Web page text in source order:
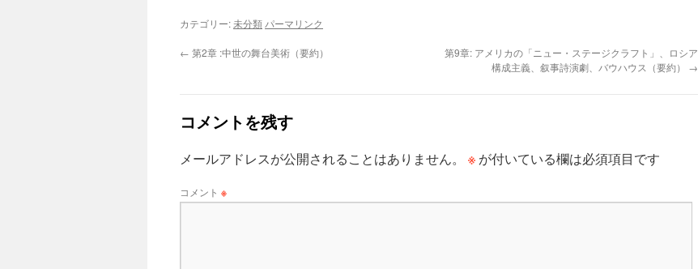
カテゴリー:未分類 パーマリンク
← 第2章 :中世の舞台美術（要約）
第9章: アメリカの「ニュー・ステージクラフト」、ロシア
構成主義、叙事詩演劇、バウハウス（要約） →
コメントを残す
メールアドレスが公開されることはありません。 ※ が付いている欄は必須項目です
コメント ※